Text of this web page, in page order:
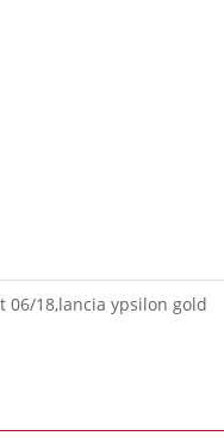
06/18,lancia ypsilon gold